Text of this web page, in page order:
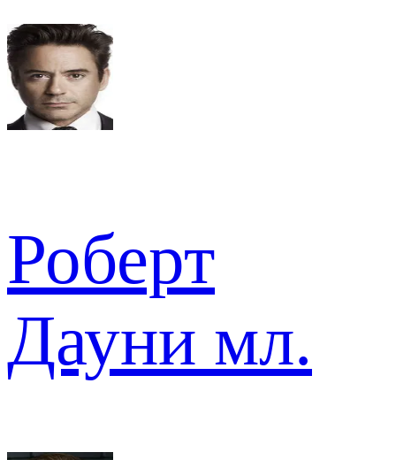
Роберт
Дауни мл.